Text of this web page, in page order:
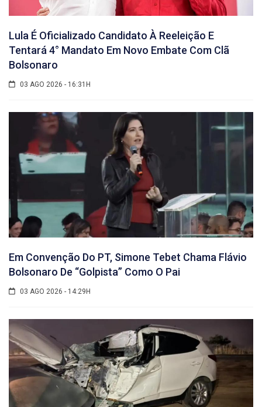
Lula É Oficializado Candidato À Reeleição E
Tentará 4° Mandato Em Novo Embate Com Clã
Bolsonaro
03 AGO 2026 - 16:31H
Em Convenção Do PT, Simone Tebet Chama Flávio
Bolsonaro De “golpista” Como O Pai
03 AGO 2026 - 14:29H